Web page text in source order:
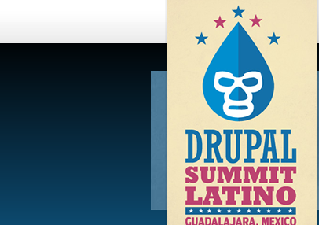
DRUPAL
SUMMIT
LATINO,
GUADALAJARA
2012